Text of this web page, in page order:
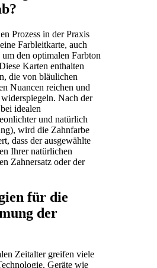
Prozess in der Praxis
Farbleitkarte, auch
den optimalen Farbton
Karten enthalten
die von bläulichen
Nuancen reichen und
Nach der
idealen
und natürlich
wird die Zahnfarbe
dass der ausgewählte
Ihrer natürlichen
Zahnersatz oder der
für die
der
Zeitalter greifen viele
Geräte wie